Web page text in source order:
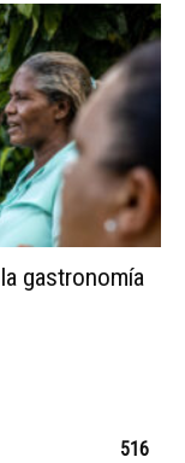
gastronomía
516